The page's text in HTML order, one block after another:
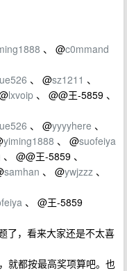
、 @c0mmand
、 @sz1211 、
lxvoip 、 @@王-5859 、
、 @yyyyhere 、
yiming1888 、 @suofeiya
、 @@王-5859 、
samhan 、 @ywjzzz 、
、 @王-5859
了，看来大家还是不太喜
就都按最高奖项算吧。也